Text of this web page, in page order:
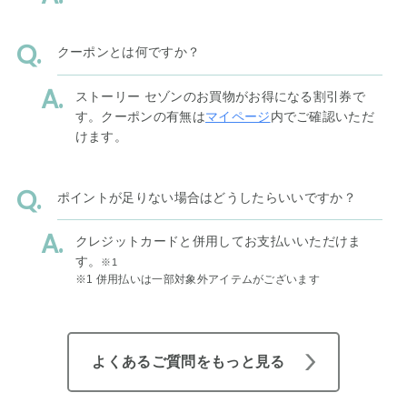
クーポンとは何ですか？
ストーリー セゾンのお買物がお得になる割引券で
す。クーポンの有無はマイページ内でご確認いただ
けます。
ポイントが足りない場合はどうしたらいいですか？
クレジットカードと併用してお支払いいただけま
す。
※1
※1 併用払いは一部対象外アイテムがございます
よくあるご質問をもっと見る